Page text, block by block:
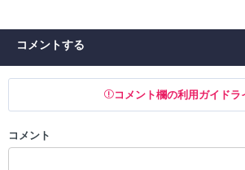
コメントする
コメント欄の利用ガイドラ
以下の書き込みを禁止とし、場合によってはコメ
コメント